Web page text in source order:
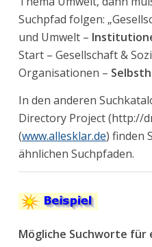
Suchpfad folgen:
und Umwelt –
Start – Gesellschaft &
Organisationen –
In den anderen
Directory Project (http://
(www.allesklar.de) finden
ähnlichen Suchpfaden.
Mögliche Suchworte für